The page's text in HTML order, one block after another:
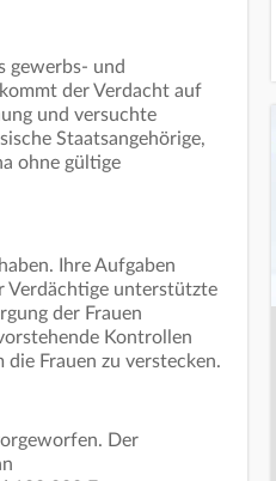
gewerbs- und
der Verdacht auf
und versuchte
Staatsangehörige,
ohne gültige
Ihre Aufgaben
Verdächtige unterstützte
der Frauen
Kontrollen
Frauen zu verstecken.
Der